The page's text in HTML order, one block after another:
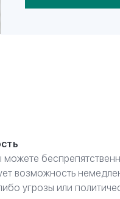
возможность
угрозы или